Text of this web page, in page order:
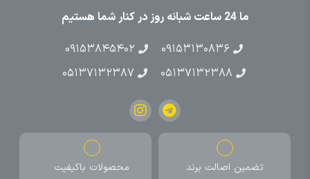
ما 24 ساعت شبانه روز در کنار شما هستیم
۰۹۱۵۳۱۳۰۸۳۶
۰۹۱۵۳۸۴۵۴۰۲
۰۵۱۳۷۱۳۲۳۸۸
۰۵۱۳۷۱۳۲۳۸۷
تضمین اصالت برند محصولات باکیفیت